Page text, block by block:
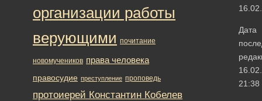
Дата
21:38
организации работы
верующими почитание
новомучеников права человека
правосудие преступление проповедь
протоиерей Константин Кобелев